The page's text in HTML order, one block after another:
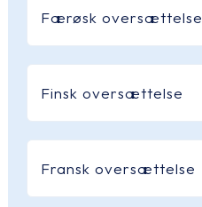
Færøsk oversættelse
Finsk oversættelse
Fransk oversættelse